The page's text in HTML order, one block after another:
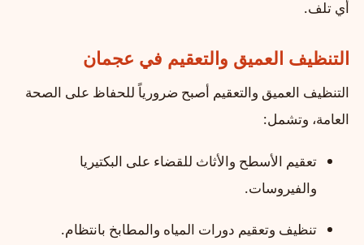
أي تلف.
التنظيف العميق والتعقيم في عجمان
التنظيف العميق والتعقيم أصبح ضرورياً للحفاظ على الصحة
العامة، وتشمل:
تعقيم الأسطح والأثاث للقضاء على البكتيريا
والفيروسات.
تنظيف وتعقيم دورات المياه والمطابخ بانتظام.